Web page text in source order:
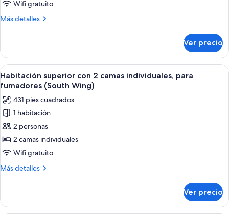
individuales,
fumadores
(Palace
Side)
Wifi gratuito
Más detalles
Más
Deluxe
con
2
camas
para
no
fumadores
(Palace
Side)
Ver precio
Abrir
todas
las
fotos
de
Habitación
superior
con
2
para
fumadores
Habitación de hotel con dos camas,
5
Habitación superior con 2 camas individuales, para
fumadores (South Wing)
431 pies cuadrados
1 habitación
2 personas
2 camas individuales
Wifi gratuito
Más detalles
Más
superior
Ver precio